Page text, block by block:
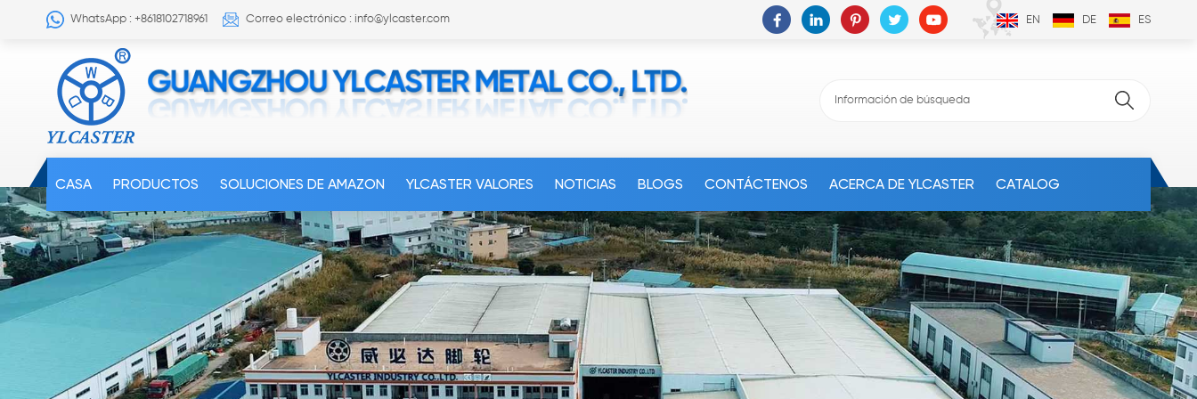
WhatsApp : +8618102718961 Correo electrónico : info@ylcaster.com EN DE ES
CASA PRODUCTOS SOLUCIONES DE AMAZON YLCASTER VALORES NOTICIAS BLOGS CONTÁCTENOS ACERCA DE YLCASTER CATALOG